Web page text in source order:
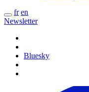
fr en
Newsletter
Bluesky